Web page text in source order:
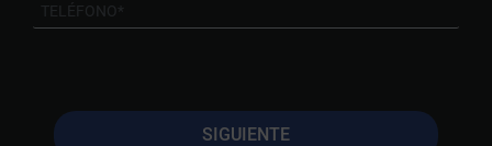
SIGUIENTE